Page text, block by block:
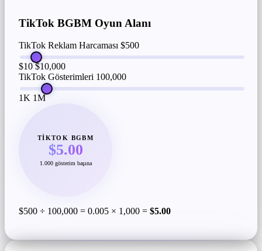
TikTok BGBM Oyun Alanı
TikTok Reklam Harcaması $500
$10 $10,000
TikTok Gösterimleri 100,000
1K 1M
TIKTOK BGBM
$5.00
1.000 gösterim başına
$500 ÷ 100,000 = 0.005 × 1,000 = $5.00